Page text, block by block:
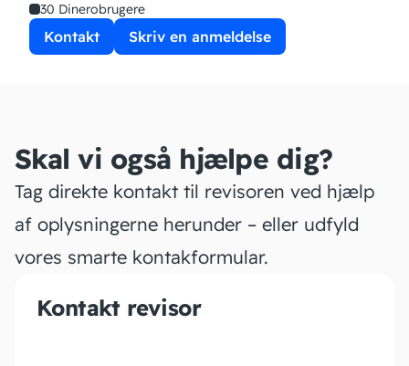
30 Dinerobrugere
Kontakt Skriv en anmeldelse
Skal vi også hjælpe dig?
Tag direkte kontakt til revisoren ved hjælp
af oplysningerne herunder – eller udfyld
vores smarte kontakformular.
Kontakt revisor